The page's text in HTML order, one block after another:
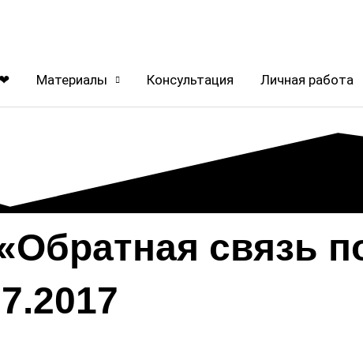
Материалы Консультация Личная работа
связь